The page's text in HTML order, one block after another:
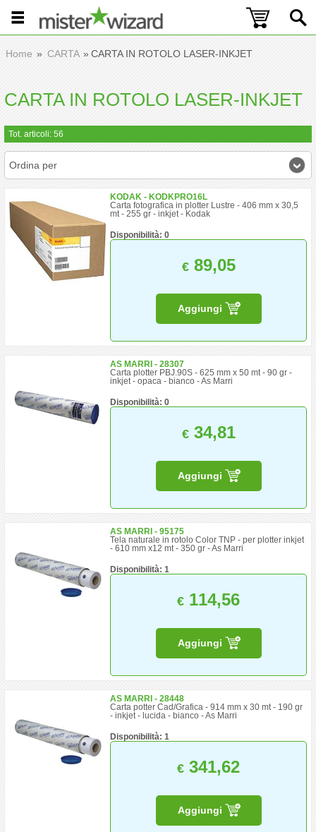
Home CARTA CARTA IN ROTOLO LASER-INKJET
CARTA IN ROTOLO LASER-INKJET
Tot. articoli: 56
Ordina per
KODAK - KODKPRO16L
Carta fotografica in plotter Lustre - 406 mm x 30,5
mt - 255 gr - inkjet - Kodak
Disponibilità: 0
€89,05
Aggiungi
AS MARRI - 28307
Carta plotter PBJ.90S - 625 mm x 50 mt - 90 gr -
inkjet - opaca - bianco - As Marri
Disponibilità: 0
€34,81
Aggiungi
AS MARRI - 95175
Tela naturale in rotolo Color TNP - per plotter inkjet
- 610 mm x12 mt - 350 gr - As Marri
Disponibilità: 1
€ 114,56
Aggiungi
AS MARRI - 28448
Carta potter Cad/Grafica - 914 mm x 30 mt - 190 gr
- inkjet - lucida - bianco - As Marri
Disponibilità: 1
€ 341,62
Aggiungi